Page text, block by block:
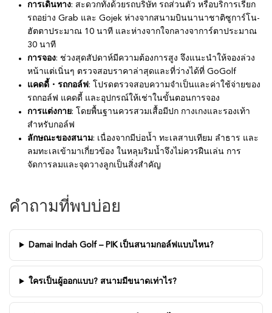
การเดินทาง: สะดวกทั้งด้วยรถบริษัท รถส่วนตัว หรือบริการเรียก
รถอย่าง Grab และ Gojek ห่างจากสนามบินนานาชาติซูการ์โน-
ฮัตตาประมาณ 10 นาที และห่างจากใจกลางจาการ์ตาประมาณ
30 นาที
การจอง: ช่วงสุดสัปดาห์มีความต้องการสูง จึงแนะนำให้จองล่วง
หน้าแต่เนิ่นๆ ตรวจสอบราคาล่าสุดและที่ว่างได้ที่ GoGolf
แคดดี้・รถกอล์ฟ : โปรดตรวจสอบความจำเป็นและค่าใช้จ่ายของ
รถกอล์ฟ แคดดี้ และอุปกรณ์ให้เช่าในขั้นตอนการจอง
การแต่งกาย: โดยพื้นฐานควรสวมเสื้อมีปก กางเกงและรองเท้า
สำหรับกอล์ฟ
ลักษณะของสนาม: เนื่องจากมีบ่อน้ำ ทะเลสาบเทียม ลำธาร และ
ลมทะเลเข้ามาเกี่ยวข้อง ในหลุมริมน้ำจึงไม่ควรฝืนเล่น การ
จัดการลมและจุดวางลูกเป็นสิ่งสำคัญ
คำถามที่พบบ่อย
Damai Indah Golf – PIK เป็นสนามกอล์ฟแบบไหน?
ใครเป็นผู้ออกแบบ? สนามมีขนาดเท่าไร?